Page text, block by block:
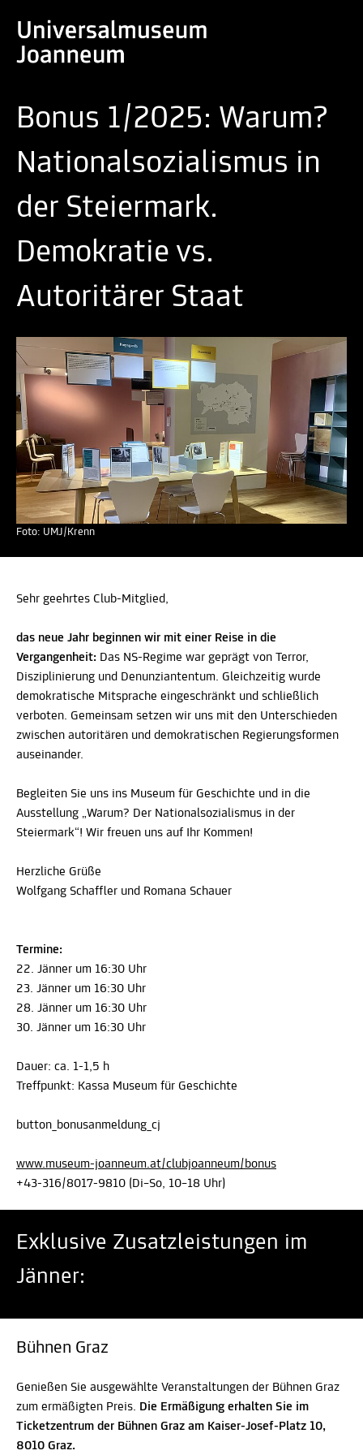
Bonus 1/2025: Warum?
Nationalsozialismus in
der Steiermark.
Demokratie vs.
Autoritärer Staat
Foto: UMJ/Krenn
Sehr geehrtes Club-Mitglied,
das neue Jahr beginnen wir mit einer Reise in die
Vergangenheit: Das NS-Regime war geprägt von Terror,
Disziplinierung und Denunziantentum. Gleichzeitig wurde
demokratische Mitsprache eingeschränkt und schließlich
verboten. Gemeinsam setzen wir uns mit den Unterschieden
zwischen autoritären und demokratischen Regierungsformen
auseinander.
Begleiten Sie uns ins Museum für Geschichte und in die
Ausstellung „Warum? Der Nationalsozialismus in der
Steiermark“! Wir freuen uns auf Ihr Kommen!
Herzliche Grüße
Wolfgang Schaffler und Romana Schauer
Termine:
22. Jänner um 16:30 Uhr
23. Jänner um 16:30 Uhr
28. Jänner um 16:30 Uhr
30. Jänner um 16:30 Uhr
Dauer: ca. 1-1,5 h
Treffpunkt: Kassa Museum für Geschichte
button_bonusanmeldung_cj
www.museum-joanneum.at/clubjoanneum/bonus
+43-316/8017-9810 (Di–So, 10–18 Uhr)
Exklusive Zusatzleistungen im
Jänner:
Bühnen Graz
Genießen Sie ausgewählte Veranstaltungen der Bühnen Graz
zum ermäßigten Preis. Die Ermäßigung erhalten Sie im
Ticketzentrum der Bühnen Graz am Kaiser-Josef-Platz 10,
8010 Graz.